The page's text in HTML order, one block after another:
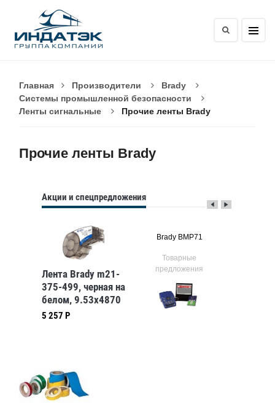
Главная Производители
Brady
Системы промышленной безопасности
Ленты сигнальные
Прочие ленты Brady
Прочие ленты Brady
Акции и спецпредложения
Лента Brady m21-
375-499, черная на
белом, 9.53x4870
мм, Нейлон
5 257 Р
Brady BMP71
Товарные
предложения